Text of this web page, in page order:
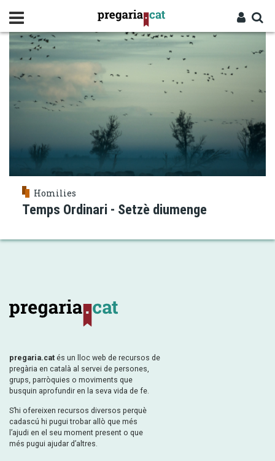
contingut
Cercador
APÒSTOL
Homilies
Temps Ordinari - Setzè diumenge
pregaria.cat és un lloc web de recursos de
pregària en català al servei de persones,
grups, parròquies o moviments que
busquin aprofundir en la seva vida de fe.
S’hi ofereixen recursos diversos perquè
cadascú hi pugui trobar allò que més
l’ajudi en el seu moment present o que
més pugui ajudar d’altres.